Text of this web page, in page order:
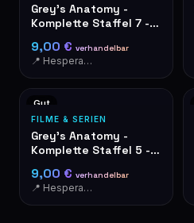
Grey's Anatomy -
Komplette Staffel 7 -
9,00 € verhandelbar
📍 Hesperange
Gut
FILME & SERIEN
Grey's Anatomy -
Komplette Staffel 5 -
9,00 € verhandelbar
📍 Hesperange